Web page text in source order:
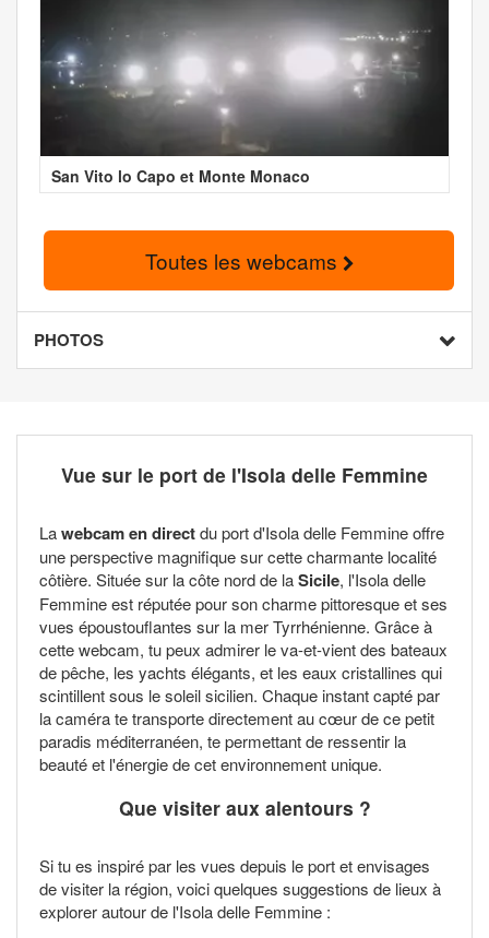
San Vito lo Capo et Monte Monaco
Toutes les webcams
PHOTOS
Vue sur le port de l'Isola delle Femmine
Lawebcam en directdu port d'Isola delle Femmine offre
une perspective magnifique sur cette charmante localité
côtière. Située sur la côte nord de laSicile, l'Isola delle
Femmine est réputée pour son charme pittoresque et ses
vues époustouflantes sur la mer Tyrrhénienne. Grâce à
cette webcam, tu peux admirer le va-et-vient des bateaux
de pêche, les yachts élégants, et les eaux cristallines qui
scintillent sous le soleil sicilien. Chaque instant capté par
la caméra te transporte directement au cœur de ce petit
paradis méditerranéen, te permettant de ressentir la
beauté et l'énergie de cet environnement unique.
Que visiter aux alentours ?
Si tu es inspiré par les vues depuis le port et envisages
de visiter la région, voici quelques suggestions de lieux à
explorer autour de l'Isola delle Femmine :